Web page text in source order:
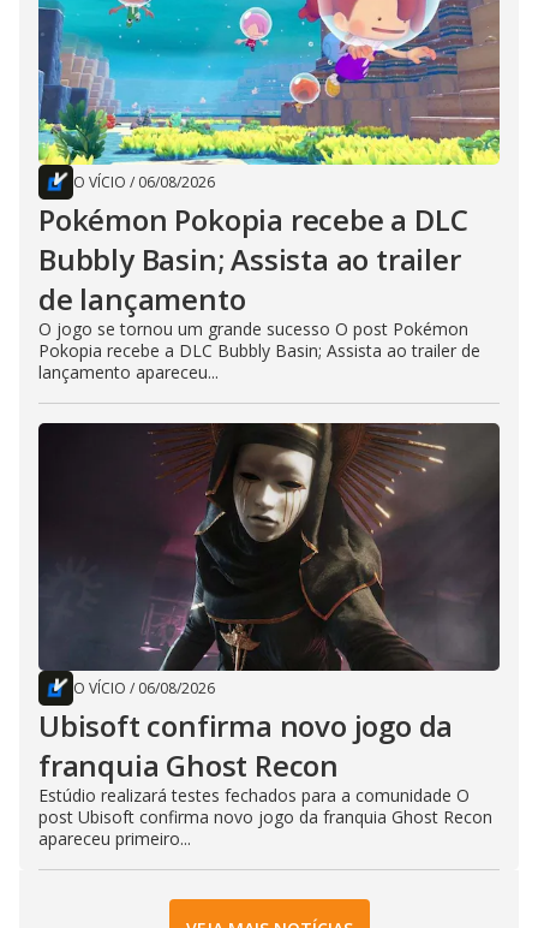
O VÍCIO / 06/08/2026
Pokémon Pokopia recebe a DLC
Bubbly Basin; Assista ao trailer
de lançamento
O jogo se tornou um grande sucesso O post Pokémon
Pokopia recebe a DLC Bubbly Basin; Assista ao trailer de
lançamento apareceu...
O VÍCIO / 06/08/2026
Ubisoft confirma novo jogo da
franquia Ghost Recon
Estúdio realizará testes fechados para a comunidade O
post Ubisoft confirma novo jogo da franquia Ghost Recon
apareceu primeiro...